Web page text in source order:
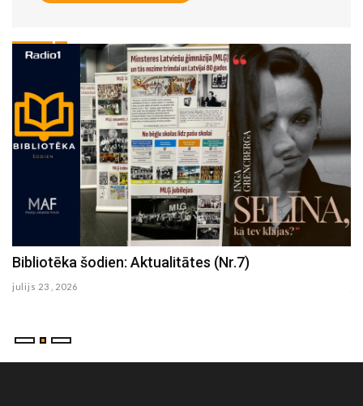
Bibliotēka šodien: Aktualitātes (Nr.7)
julijs 23 , 2026
Bibliotēka šodien: Aktualitātes (Nr.6)
julijs 17 , 2026